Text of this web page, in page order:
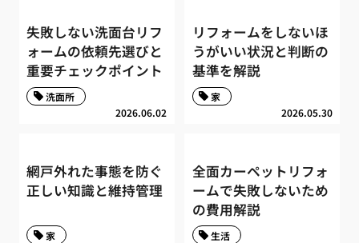
失敗しない洗面台リフ
ォームの依頼先選びと
重要チェックポイント
2026.06.02
洗面所
リフォームをしないほ
うがいい状況と判断の
基準を解説
2026.05.30
家
網戸外れた事態を防ぐ
正しい知識と維持管理
家
全面カーペットリフォ
ームで失敗しないため
の費用解説
生活